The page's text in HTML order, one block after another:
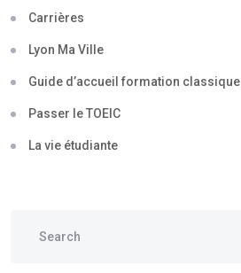
Carrières
Lyon Ma Ville
Guide d’accueil formation classique
Passer le TOEIC
La vie étudiante